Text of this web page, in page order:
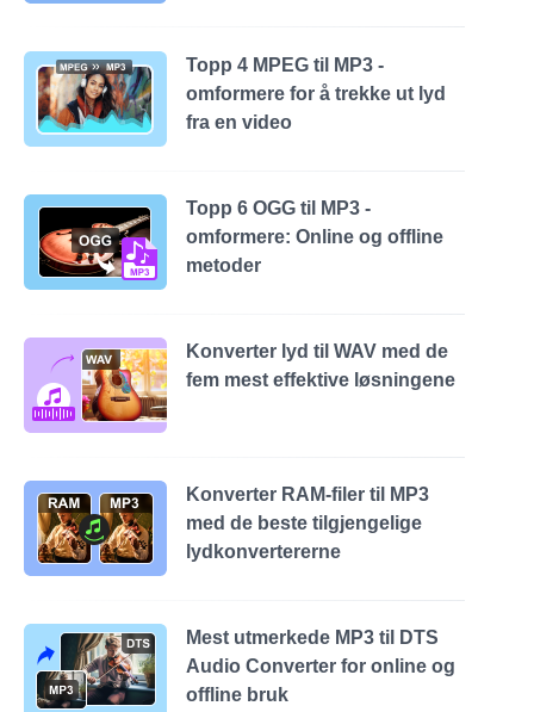
Topp 4 MPEG til MP3 -
omformere for å trekke ut lyd
fra en video
Topp 6 OGG til MP3 -
omformere: Online og offline
metoder
Konverter lyd til WAV med de
fem mest effektive løsningene
Konverter RAM-filer til MP3
med de beste tilgjengelige
lydkonvertererne
Mest utmerkede MP3 til DTS
Audio Converter for online og
offline bruk